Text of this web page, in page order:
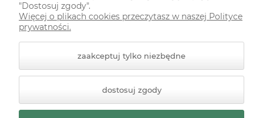
Styl graficzny ShopGadget.pl
Sklep internetowy Shoper
Premium
"Dostosuj zgody".
Więcej o plikach cookies przeczytasz w naszej Polityce
prywatności.
zaakceptuj tylko niezbędne
dostosuj zgody